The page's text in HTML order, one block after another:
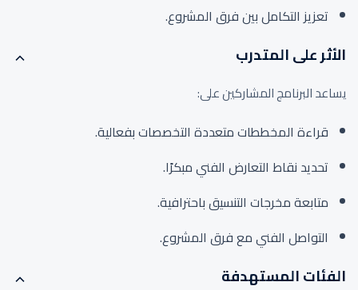
تعزيز التكامل بين فرق المشروع.
الأثر على المتدرب
يساعد البرنامج المشاركين على:
قراءة المخططات متعددة التخصصات بفعالية.
تحديد نقاط التعارض الفني مبكرًا.
متابعة مخرجات التنسيق باحترافية.
التواصل الفني مع فرق المشروع.
الفئات المستهدفة